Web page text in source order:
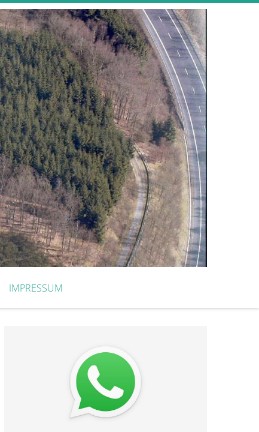
IMPRESSUM